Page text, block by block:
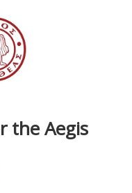
the Aegis